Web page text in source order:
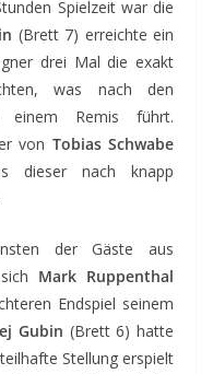
Spielzeit war die
(Brett 7) erreichte ein
drei Mal die exakt
was nach den
einem Remis führt.
von Tobias Schwabe
dieser nach knapp
der Gäste aus
Mark Ruppenthal
Endspiel seinem
Gubin (Brett 6) hatte
Stellung erspielt